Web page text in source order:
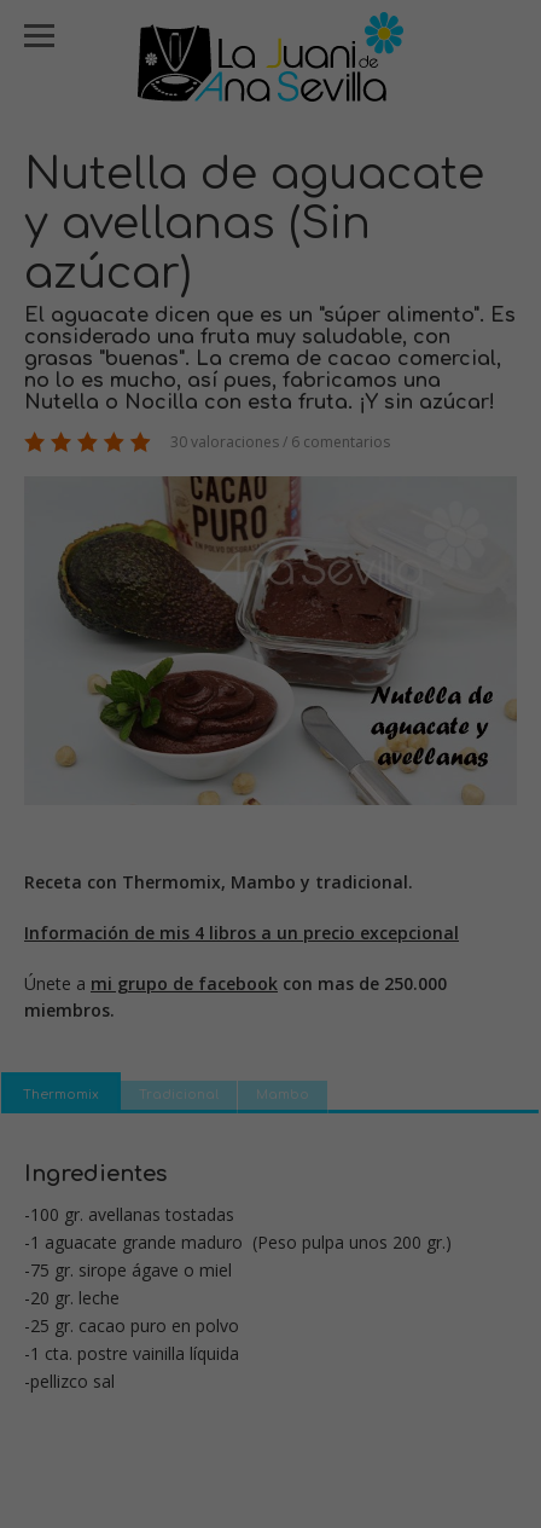
Nutella de aguacate
y avellanas (Sin
azúcar)
El aguacate dicen que es un "súper alimento". Es
considerado una fruta muy saludable, con
grasas "buenas". La crema de cacao comercial,
no lo es mucho, así pues, fabricamos una
Nutella o Nocilla con esta fruta. ¡Y sin azúcar!
30 valoraciones / 6 comentarios
Receta con Thermomix, Mambo y tradicional.
Información de mis 4 libros a un precio excepcional
Únete a mi grupo de facebook con mas de 250.000
miembros.
Thermomix Tradicional Mambo
Ingredientes
-100 gr. avellanas tostadas
-1 aguacate grande maduro (Peso pulpa unos 200 gr.)
-75 gr. sirope ágave o miel
-20 gr. leche
-25 gr. cacao puro en polvo
-1 cta. postre vainilla líquida
-pellizco sal